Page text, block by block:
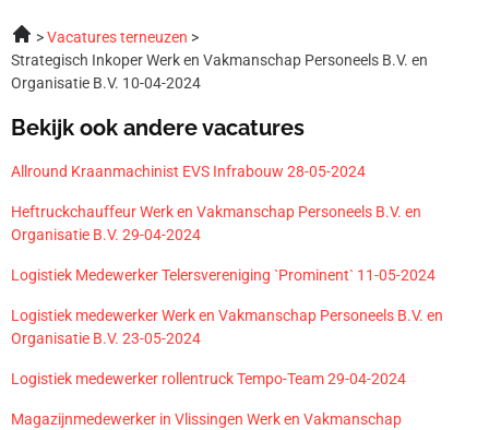
Vacatures terneuzen
Strategisch Inkoper Werk en Vakmanschap Personeels B.V. en
Organisatie B.V. 10-04-2024
Bekijk ook andere vacatures
Allround Kraanmachinist EVS Infrabouw 28-05-2024
Heftruckchauffeur Werk en Vakmanschap Personeels B.V. en
Organisatie B.V. 29-04-2024
Logistiek Medewerker Telersvereniging `Prominent` 11-05-2024
Logistiek medewerker Werk en Vakmanschap Personeels B.V. en
Organisatie B.V. 23-05-2024
Logistiek medewerker rollentruck Tempo-Team 29-04-2024
Magazijnmedewerker in Vlissingen Werk en Vakmanschap